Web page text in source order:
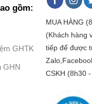
gồm:
GHTK
GHN
MUA HÀNG
(Khách hàng
tiếp để được
CSKH (8h30